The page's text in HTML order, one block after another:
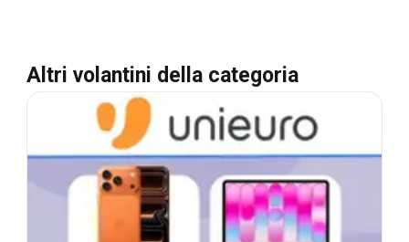
Altri volantini della categoria